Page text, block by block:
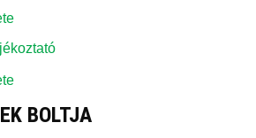
BOLTJA